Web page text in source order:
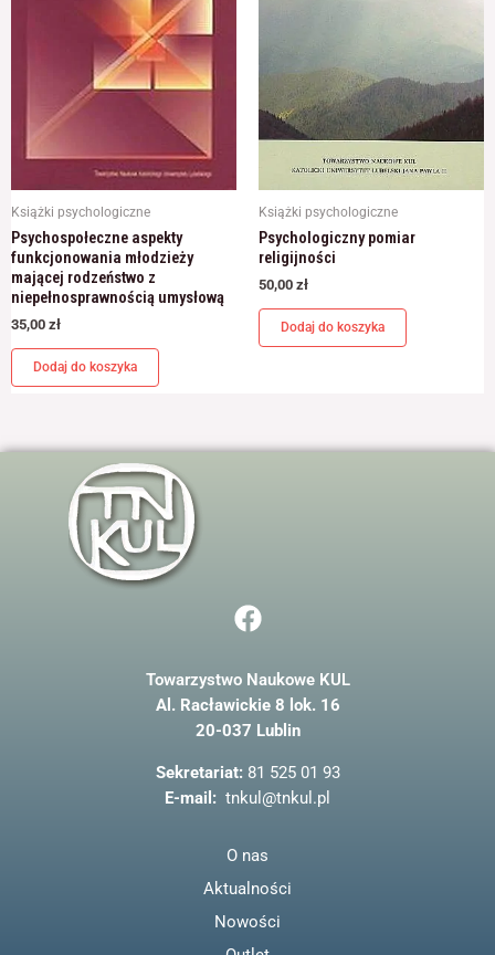
Książki psychologiczne
Psychospołeczne aspekty
funkcjonowania młodzieży
mającej rodzeństwo z
niepełnosprawnością umysłową
35,00 zł
Dodaj do koszyka
Książki psychologiczne
Psychologiczny pomiar
religijności
50,00 zł
Dodaj do koszyka
F
a
e
b
o
o
k
Towarzystwo Naukowe KUL
Al. Racławickie 8 lok. 16
20-037 Lublin
Sekretariat: 81 525 01 93
E-mail: tnkul@tnkul.pl
O nas
Aktualności
Nowości